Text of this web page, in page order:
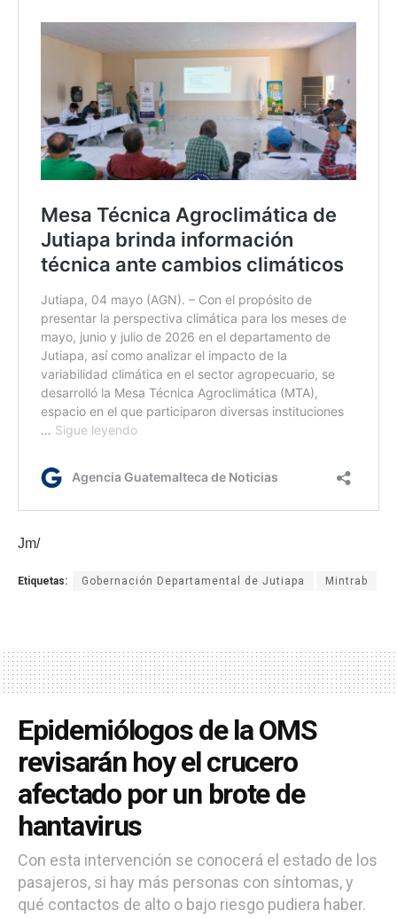
Jm/
Etiquetas: Gobernación Departamental de Jutiapa Mintrab
Epidemiólogos de la OMS
revisarán hoy el crucero
afectado por un brote de
hantavirus
Con esta intervención se conocerá el estado de los
pasajeros, si hay más personas con síntomas, y
qué contactos de alto o bajo riesgo pudiera haber.